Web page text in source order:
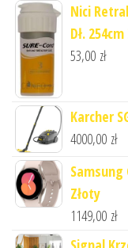
Nici
Dł.
53,00 zł
Karcher
4000,00 zł
Samsung
Złoty
1149,00 zł